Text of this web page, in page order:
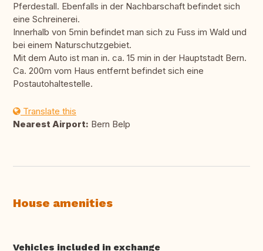
Pferdestall. Ebenfalls in der Nachbarschaft befindet sich
eine Schreinerei.
Innerhalb von 5min befindet man sich zu Fuss im Wald und
bei einem Naturschutzgebiet.
Mit dem Auto ist man in. ca. 15 min in der Hauptstadt Bern.
Ca. 200m vom Haus entfernt befindet sich eine
Postautohaltestelle.
Translate this
Nearest Airport: Bern Belp
House amenities
Vehicles included in exchange